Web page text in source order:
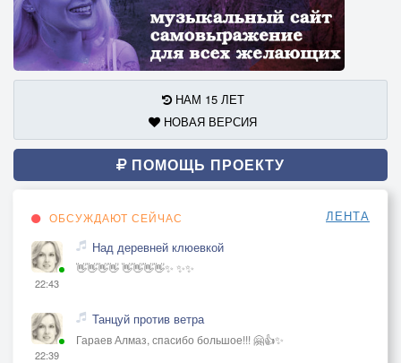
НАМ 15 ЛЕТ
НОВАЯ ВЕРСИЯ
ПОМОЩЬ ПРОЕКТУ
ОБСУЖДАЮТ СЕЙЧАС ЛЕНТА
22:43
Над деревней клюевкой
👋👋👋👋 👋👋👋👋✨ ✨✨
22:39
Танцуй против ветра
Гараев Алмаз, спасибо большое!!! 🤗👍✨